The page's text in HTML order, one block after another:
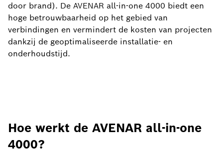
door brand). De AVENAR all-in-one 4000 biedt een
hoge betrouwbaarheid op het gebied van
verbindingen en vermindert de kosten van projecten
dankzij de geoptimaliseerde installatie- en
onderhoudstijd.
Hoe werkt de AVENAR all-in-one
4000?